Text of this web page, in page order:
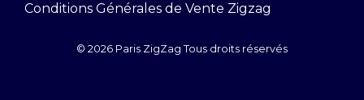
Conditions Générales de Vente Zigzag
© 2026 Paris ZigZag Tous droits réservés